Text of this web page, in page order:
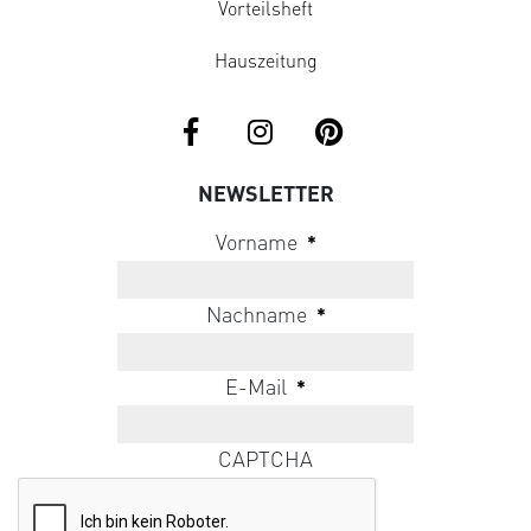
Vorteilsheft
Hauszeitung
NEWSLETTER
Vorname *
Nachname *
E-Mail *
CAPTCHA